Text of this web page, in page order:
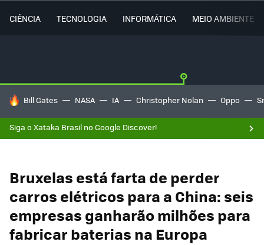
CIÊNCIA TECNOLOGIA INFORMÁTICA MEIO AMBIENTE
TENDÊNCIAS DO DIA
Bill Gates NASA IA Christopher Nolan Oppo
Siga o Xataka Brasil no Google Discover!
Bruxelas está farta de perder
carros elétricos para a China: seis
empresas ganharão milhões para
fabricar baterias na Europa